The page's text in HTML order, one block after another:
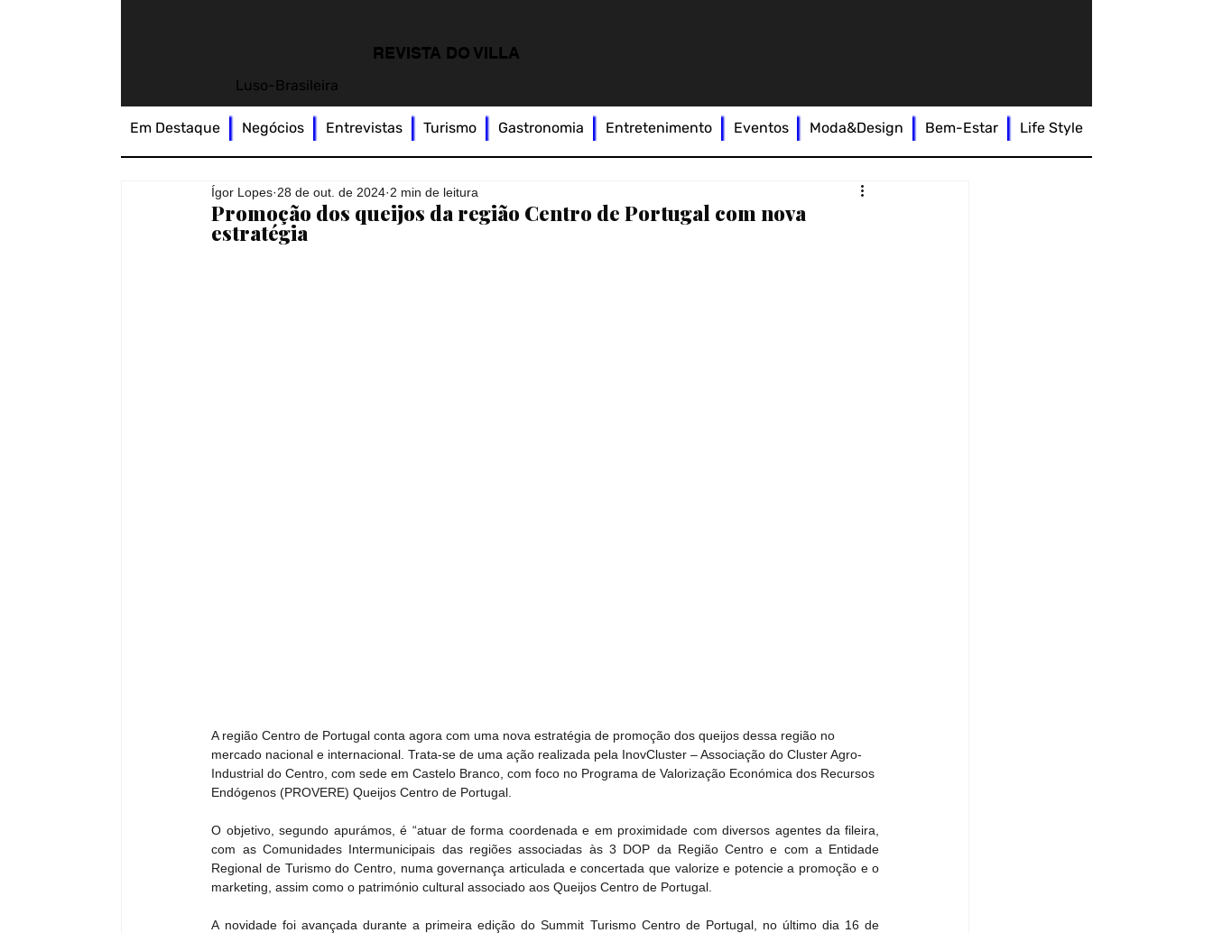
REVISTA DO VILLA
Luso-Brasileira
Promoção dos queijos da região Centro de Portugal com nova
estratégia
Ígor Lopes 28 de out. de 2024 2 min de leitura
A região Centro de Portugal conta agora com uma nova estratégia de promoção dos queijos dessa região no
mercado nacional e internacional. Trata-se de uma ação realizada pela InovCluster – Associação do Cluster Agro-
Industrial do Centro, com sede em Castelo Branco, com foco no Programa de Valorização Económica dos Recursos
Endógenos (PROVERE) Queijos Centro de Portugal.
O objetivo, segundo apurámos, é “atuar de forma coordenada e em proximidade com diversos agentes da fileira,
com as Comunidades Intermunicipais das regiões associadas às 3 DOP da Região Centro e com a Entidade
Regional de Turismo do Centro, numa governança articulada e concertada que valorize e potencie a promoção e o
marketing, assim como o património cultural associado aos Queijos Centro de Portugal.
A novidade foi avançada durante a primeira edição do Summit Turismo Centro de Portugal, no último dia 16 de
Em Destaque Negócios Entrevistas Turismo Gastronomia Entretenimento Eventos Moda&Design Bem-Estar Life Style